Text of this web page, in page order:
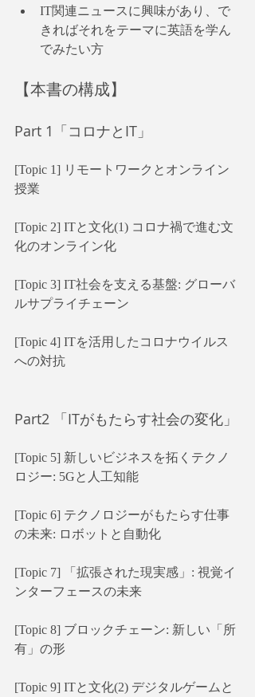
IT関連ニュースに興味があり、で
きればそれをテーマに英語を学ん
でみたい方
【本書の構成】
Part 1「コロナとIT」
[Topic 1] リモートワークとオンライン
授業
[Topic 2] ITと文化(1) コロナ禍で進む文
化のオンライン化
[Topic 3] IT社会を支える基盤: グローバ
ルサプライチェーン
[Topic 4] ITを活用したコロナウイルス
への対抗
Part2 「ITがもたらす社会の変化」
[Topic 5] 新しいビジネスを拓くテクノ
ロジー: 5Gと人工知能
[Topic 6] テクノロジーがもたらす仕事
の未来: ロボットと自動化
[Topic 7] 「拡張された現実感」: 視覚イ
ンターフェースの未来
[Topic 8] ブロックチェーン: 新しい「所
有」の形
[Topic 9] ITと文化(2) デジタルゲームと